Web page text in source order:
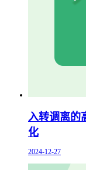
入转调离的
化
2024-12-27